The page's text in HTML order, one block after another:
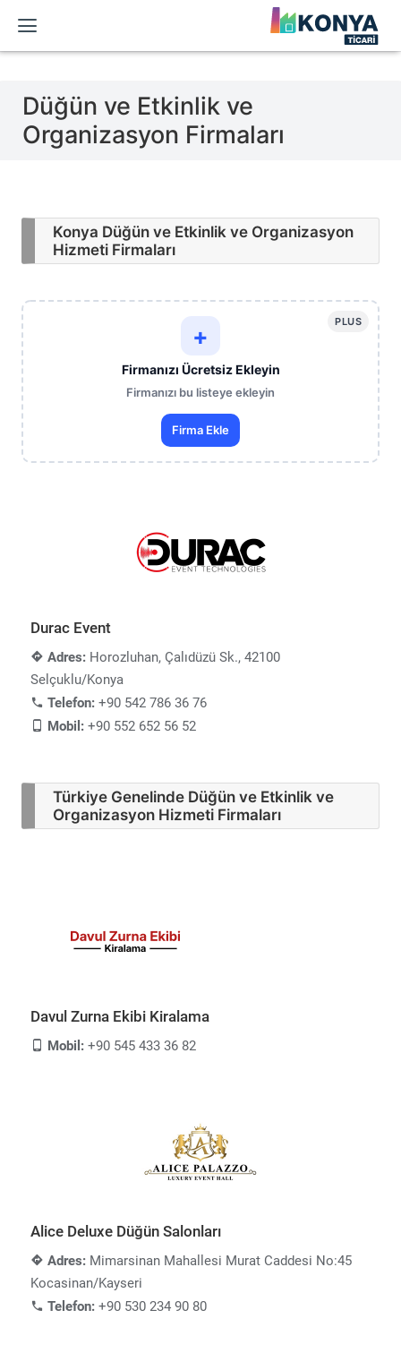
Düğün ve Etkinlik ve
Organizasyon Firmaları
Konya Düğün ve Etkinlik ve Organizasyon
Hizmeti Firmaları
PLUS
+
Firmanızı Ücretsiz Ekleyin
Firmanızı bu listeye ekleyin
Firma Ekle
Durac Event
Adres: Horozluhan, Çalıdüzü Sk., 42100
Selçuklu/Konya
Telefon: +90 542 786 36 76
Mobil: +90 552 652 56 52
Türkiye Genelinde Düğün ve Etkinlik ve
Organizasyon Hizmeti Firmaları
Davul Zurna Ekibi Kiralama
Mobil: +90 545 433 36 82
Alice Deluxe Düğün Salonları
Adres: Mimarsinan Mahallesi Murat Caddesi No:45
Kocasinan/Kayseri
Telefon: +90 530 234 90 80